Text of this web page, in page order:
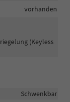
vorhanden
(Keyless
Schwenkbar